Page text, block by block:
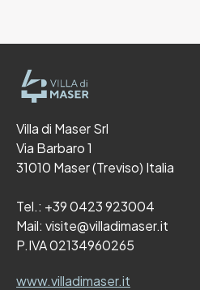
Villa di Maser Srl
Via Barbaro 1
31010 Maser (Treviso) Italia
Tel.: +39 0423 923004
Mail: visite@villadimaser.it
P.IVA 02134960265
www.villadimaser.it